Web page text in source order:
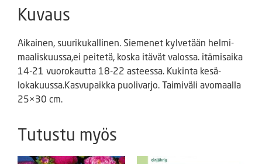
Kuvaus
Aikainen, suurikukallinen. Siemenet kylvetään helmi-
maaliskuussa,ei peitetä, koska itävät valossa. itämisaika
14-21 vuorokautta 18-22 asteessa. Kukinta kesä-
lokakuussa.Kasvupaikka puolivarjo. Taimiväli avomaalla
25×30 cm.
Tutustu myös